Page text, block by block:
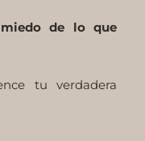
de lo que
tu verdadera